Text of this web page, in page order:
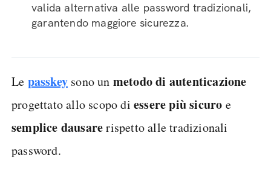
valida alternativa alle password tradizionali,
garantendo maggiore sicurezza.
Le passkey sono un metododi autenticazione
progettato allo scopo di esserepiùsicuro e
semplice dausarerispetto alle tradizionali
password.